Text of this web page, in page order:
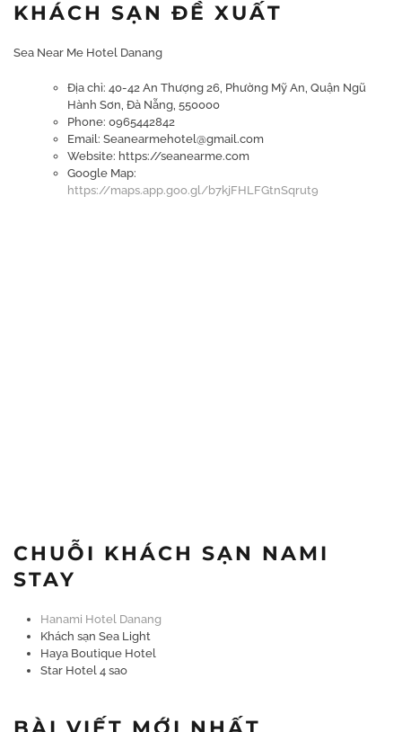
KHÁCH SẠN ĐỀ XUẤT
Sea Near Me Hotel Danang
Địa chỉ: 40-42 An Thượng 26, Phường Mỹ An, Quận Ngũ
Hành Sơn, Đà Nẵng, 550000
Phone: 0965442842
Email: Seanearmehotel@gmail.com
Website: https://seanearme.com
Google Map:
https://maps.app.goo.gl/b7kjFHLFGtnSqrut9
CHUỖI KHÁCH SẠN NAMI
STAY
Hanami Hotel Danang
Khách sạn Sea Light
Haya Boutique Hotel
Star Hotel 4 sao